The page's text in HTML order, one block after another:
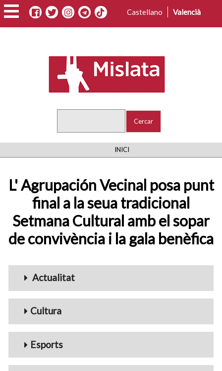
Vés
al
contingut
Castellano Valencià
FIL
INICI
L' Agrupación Vecinal posa punt
final a la seua tradicional
Setmana Cultural amb el sopar
de convivència i la gala benèfica
Menu_Videos
Actualitat
Cultura
Esports